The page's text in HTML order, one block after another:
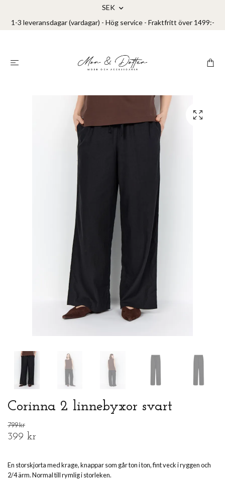
SEK
1-3 leveransdagar (vardagar) - Hög service - Fraktfritt över 1499:-
Corinna 2 linnebyxor svart
799 kr
399 kr
En storskjorta med krage, knappar som går ton i ton, fint veck i ryggen och
2/4 ärm. Normal till rymlig i storleken.